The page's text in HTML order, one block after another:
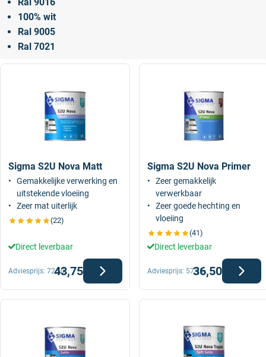
100% wit
Ral 9005
Ral 7021
Sigma S2U Nova Matt
Gemakkelijke verwerking en
uitstekende vloeiing
Zeer mat uiterlijk
(22)
Direct leverbaar
43,75
Adviesprijs: 72,50
Sigma S2U Nova Primer
Zeer gemakkelijk
verwerkbaar
Zeer goede hechting en
vloeiing
(41)
Direct leverbaar
36,50
Adviesprijs: 57,95